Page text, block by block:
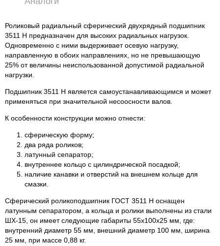
Роликовый радиальный сферический двухрядный подшипник
3511 Н предназначен для высоких радиальных нагрузок.
Одновременно с ними выдерживает осевую нагрузку,
направленную в обоих направлениях, но не превышающую
25% от величины неиспользованной допустимой радиальной
нагрузки.
Подшипник 3511 Н является самоустанавливающимся и может
применяться при значительной несоосности валов.
К особенности конструкции можно отнести:
сферическую форму;
два ряда роликов;
латунный сепаратор;
внутреннее кольцо с цилиндрической посадкой;
наличие канавки и отверстий на внешнем кольце для
смазки.
Сферический роликоподшипник ГОСТ 3511 Н оснащен
латунным сепаратором, а кольца и ролики выполнены из стали
ШХ-15, он имеет следующие габариты 55х100х25 мм, где:
внутренний диаметр 55 мм, внешний диаметр 100 мм, ширина
25 мм, при массе 0,88 кг.